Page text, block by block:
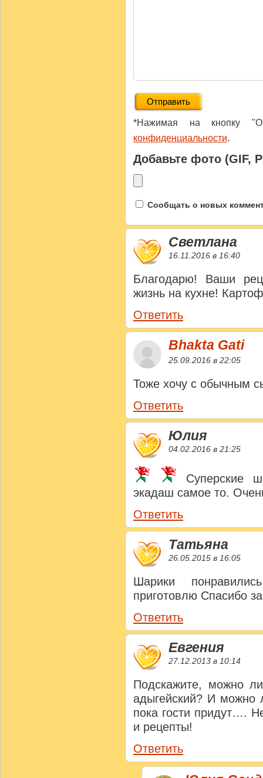
*Нажимая на кнопку
конфиденциальности.
Добавьте фото (GIF,
Сообщать о новых
Светлана
16.11.2016 в 16:40
Благодарю! Ваши
жизнь на кухне!
Ответить
Bhakta Gati
25.09.2016 в 22:05
Тоже хочу с обычным
Ответить
Юлия
04.02.2016 в 21:25
Суперские
экадаш самое то.
Ответить
Татьяна
26.05.2015 в 16:05
Шарики
приготовлю Спасибо
Ответить
Евгения
27.12.2013 в 10:14
Подскажите, можно
адыгейский? И можно
пока гости придут….
и рецепты!
Ответить